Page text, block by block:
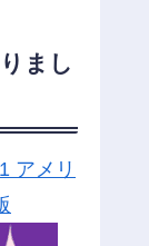
まし
アメリ